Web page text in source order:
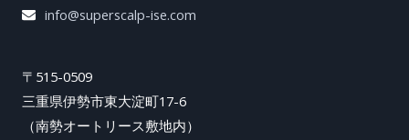
info@superscalp-ise.com
〒515-0509
三重県伊勢市東大淀町17-6
（南勢オートリース敷地内）